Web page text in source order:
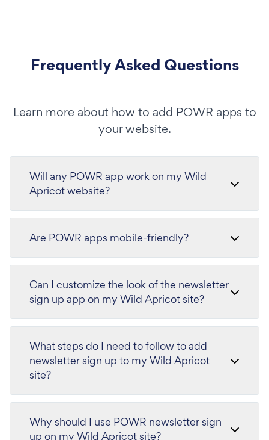
Frequently Asked Questions
Learn more about how to add POWR apps to
your website.
Will any POWR app work on my Wild
Apricot website?
Are POWR apps mobile-friendly?
Can I customize the look of the newsletter
sign up app on my Wild Apricot site?
What steps do I need to follow to add
newsletter sign up to my Wild Apricot
site?
Why should I use POWR newsletter sign
up on my Wild Apricot site?